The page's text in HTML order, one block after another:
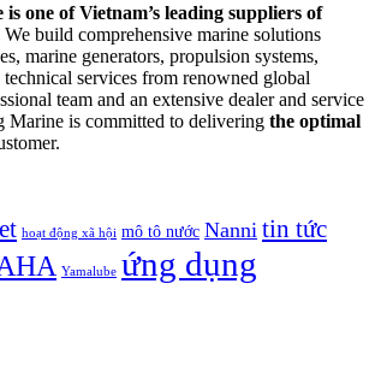
one of Vietnam’s leading suppliers of
We build comprehensive marine solutions
marine generators, propulsion systems,
services from renowned global
team and an extensive dealer and service
is committed to delivering the optimal
hoạt động xã hội mô tô nước Nanni tin tức
Yamalube ứng dụng